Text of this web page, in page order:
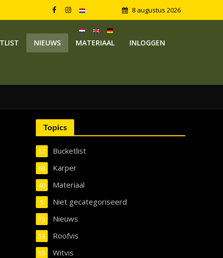
8 augustus 2026
NIEUWS MATERIAAL INLOGGEN
Topics
Bucketlist
17
Karper
68
Materiaal
40
Niet gecategoriseerd
5
Nieuws
75
Roofvis
53
Witvis
55